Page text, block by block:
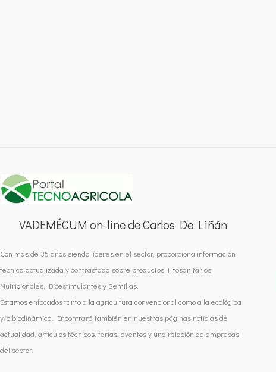
VADEMÉCUM on-line de Carlos De Liñán
Con más de 35 años siendo líderes en el sector, proporciona información
técnica actualizada y contrastada sobre productos Fitosanitarios,
Nutricionales, Bioestimulantes y Semillas.
Estamos enfocados tanto a la agricultura convencional como a la ecológica
y/o biodinámica. Encontrará también en nuestras páginas noticias de
actualidad, artículos técnicos, ferias, eventos y una relación de empresas
del sector.